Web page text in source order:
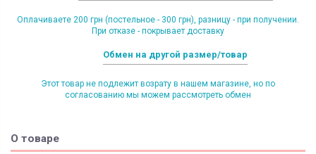
Оплачиваете 200 грн (постельное - 300 грн), разницу - при получении.
При отказе - покрывает доставку
Обмен на другой размер/товар
Этот товар не подлежит возрату в нашем магазине, но по
согласованию мы можем рассмотреть обмен
О товаре